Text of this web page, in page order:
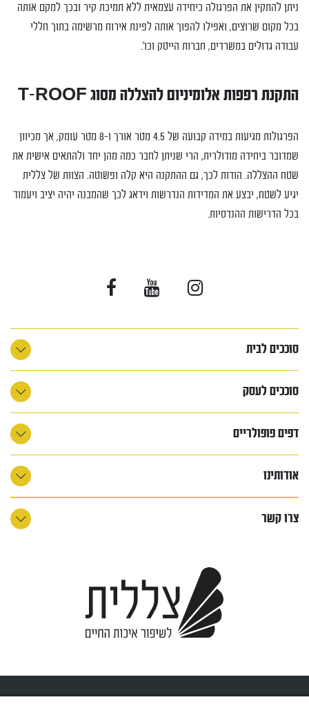
ניתן להתקין את הפרגולה כיחידה עצמאית ללא תמיכת קיר ובכך למקם אותה
בכל מקום שרוצים, ואפילו להפוך אותה לפינת אירוח מרשימה בתוך חללי
עבודה גדולים במשרדים, חברות הייטק וכו'.
התקנת רפפות אלומיניום להצללה מסוג T-ROOF
הפרגולות מגיעות במידה קבועה של 4.5 מטר אורך ו-8 מטר עומק, אך מכיוון
שמדובר ביחידה מודולרית, הרי שניתן לחבר כמה מהן יחד ולהתאים אישית את
שטח ההצללה. הודות לכך, גם ההתקנה היא קלה ופשוטה. הצוות של צללית
יגיע לשטח, יבצע את המדידות הנדרשות וידאג לכך שהמבנה יהיה יציב ויעמוד
בכל הדרישות ההנדסיות.
סוככים לבית
סוככים לעסק
דפים פופולריים
אודותינו
צרו קשר